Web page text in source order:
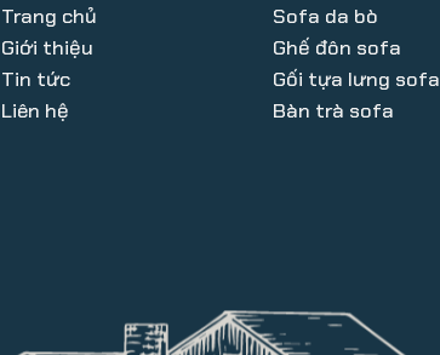
Trang chủ
Giới thiệu
Tin tức
Liên hệ
Sofa da bò
Ghế đôn sofa
Gối tựa lưng sofa
Bàn trà sofa